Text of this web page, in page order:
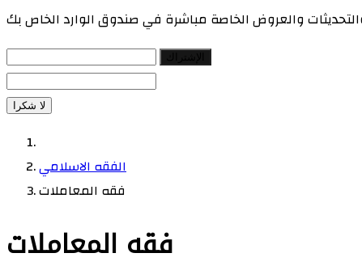
والعروض الخاصة مباشرة في صندوق الوارد الخاص بك
لا شكرا
الفقه الاسلامي
فقه المعاملات
فقه المعاملات